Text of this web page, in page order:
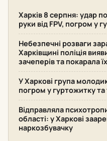
Харків 8 серпня: удар
руки від FPV, погром у
Небезпечні розваги
Харківщині поліція
зачеперів та покарала
У Харкові група
погром у гуртожитку
Відправляла
області: у Харкові
наркозбувачку